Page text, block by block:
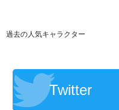
過去の人気キャラクター
Twitter